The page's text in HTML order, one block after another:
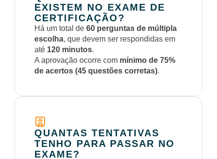
EXISTEM NO EXAME DE
CERTIFICAÇÃO?
Há um total de 60 perguntas de múltipla
escolha, que devem ser respondidas em
até 120 minutos.
A aprovação ocorre com mínimo de 75%
de acertos (45 questões corretas).
QUANTAS TENTATIVAS
TENHO PARA PASSAR NO
EXAME?